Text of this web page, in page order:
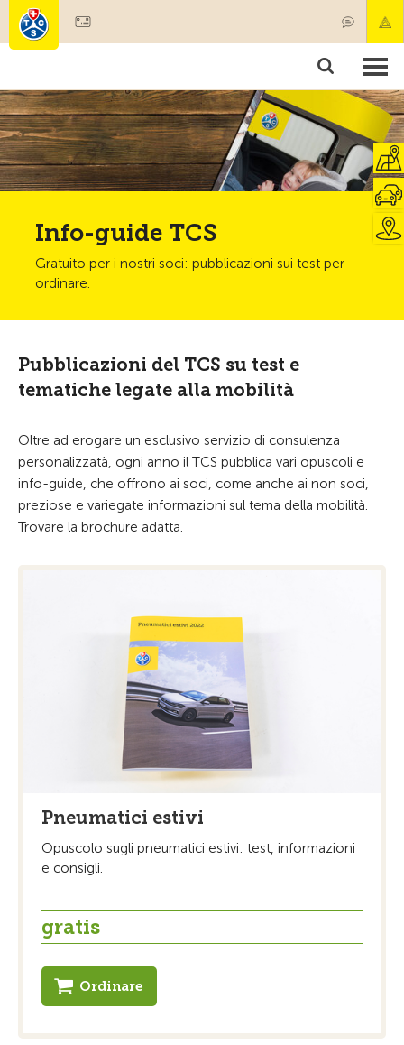
Societariato & prestazioni
Test, sicurezza & salute
Info-guide TCS
Gratuito per i nostri soci: pubblicazioni sui test per
ordinare.
Pubblicazioni del TCS su test e
tematiche legate alla mobilità
Oltre ad erogare un esclusivo servizio di consulenza
personalizzatà, ogni anno il TCS pubblica vari opuscoli e
info-guide, che offrono ai soci, come anche ai non soci,
preziose e variegate informazioni sul tema della mobilità.
Trovare la brochure adatta.
Pneumatici estivi
Opuscolo sugli pneumatici estivi: test, informazioni
e consigli.
gratis
Ordinare